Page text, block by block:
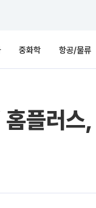
중화학 항공/물류
홈플러